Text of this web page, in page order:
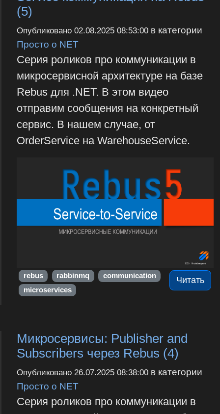
(5)
Опубликовано 02.08.2025 08:53:00в категории
Просто о NET
Серия роликов про коммуникации в
микросервисной архитектуре на базе
Rebus для .NET. В этом видео
отправим сообщения на конкретный
сервис. В нашем случае, от
OrderService на WarehouseService.
Читать
rebus rabbinmq
communication
microservices
Микросервисы: Publisher and
Subscribers через Rebus (4)
Опубликовано 26.07.2025 08:38:00в категории
Просто о NET
Серия роликов про коммуникации в